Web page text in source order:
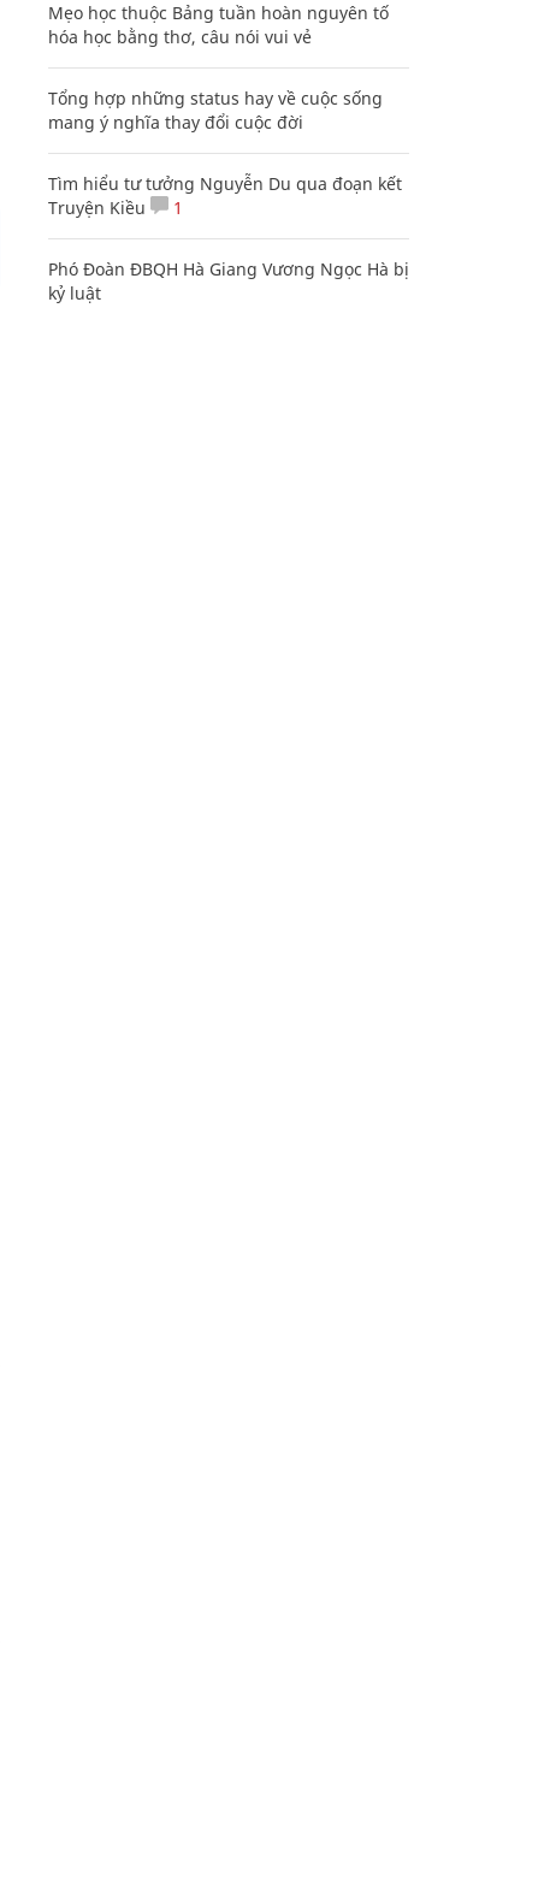
Mẹo học thuộc Bảng tuần hoàn nguyên tố
hóa học bằng thơ, câu nói vui vẻ
Tổng hợp những status hay về cuộc sống
mang ý nghĩa thay đổi cuộc đời
Tìm hiểu tư tưởng Nguyễn Du qua đoạn kết
Truyện Kiều
1
Phó Đoàn ĐBQH Hà Giang Vương Ngọc Hà bị
kỷ luật